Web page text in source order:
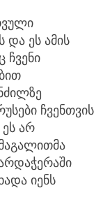
და ეს ამის
ჩვენი
ჩვენთვის
არ
იენს